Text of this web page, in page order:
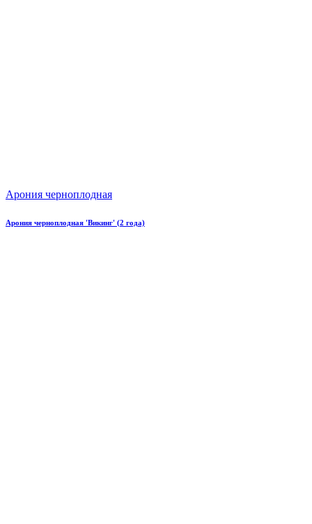
Арония черноплодная
Арония черноплодная 'Викинг' (2 года)